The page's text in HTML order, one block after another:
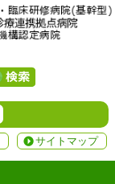
サイトマップ